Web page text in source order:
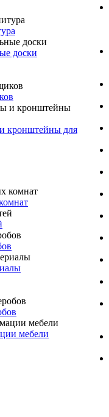
доски
кронштейны для
мебели